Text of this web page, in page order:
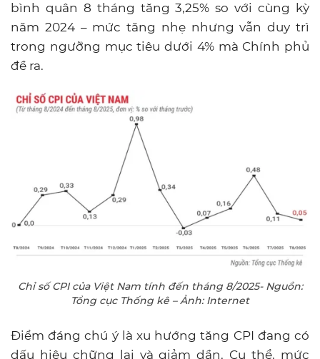
bình quân 8 tháng tăng 3,25% so với cùng kỳ
năm 2024 – mức tăng nhẹ nhưng vẫn duy trì
trong ngưỡng mục tiêu dưới 4% mà Chính phủ
đề ra.
Chỉ số CPI của Việt Nam tính đến tháng 8/2025- Nguồn:
Tổng cục Thống kê – Ảnh: Internet
Điểm đáng chú ý là xu hướng tăng CPI đang có
dấu hiệu chững lại và giảm dần. Cụ thể, mức